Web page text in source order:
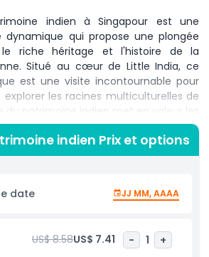
indien à Singapour est une
dynamique qui propose une plongée
le riche héritage et l'histoire de la
Situé au cœur de Little India, ce
est une visite incontournable pour
les racines multiculturelles de
du patrimoine indien met en valeur les
et les expériences des Indiens à
premières migrations et installations
significative sur le développement de
festivals indiens, les pratiques
traditionnelles, les arts et l'artisanat,
de la culture indienne. Des
et des supports multimédias
indien Prix et options
date JJ MM, AAAA
US$ 8.58US$ 7.41 - 1 +